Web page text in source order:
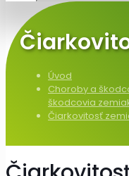
Úvod
Choroby a
škodcovia
Čiarkovitosť